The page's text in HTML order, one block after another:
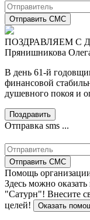
Отправить СМС
ПОЗДРАВЛЯЕМ С
Прянишникова
В день 61-й
финансовой
душевного покоя и
Поздравить
Отправка sms ...
Отправить СМС
Помощь
Здесь можно
"Сатурн"! Внесите
целей!
Оказать